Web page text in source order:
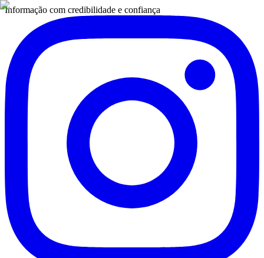
Informação com credibilidade e confiança